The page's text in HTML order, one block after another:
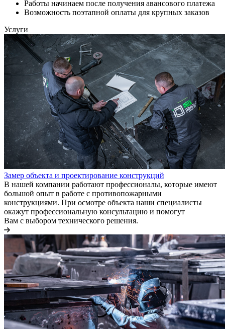
Работы начинаем после получения авансового платежа
Возможность поэтапной оплаты для крупных заказов
Услуги
Замер объекта и проектирование конструкций
В нашей компании работают профессионалы, которые имеют
большой опыт в работе с противопожарными
конструкциями. При осмотре объекта наши специалисты
окажут профессиональную консультацию и помогут
Вам с выбором технического решения.